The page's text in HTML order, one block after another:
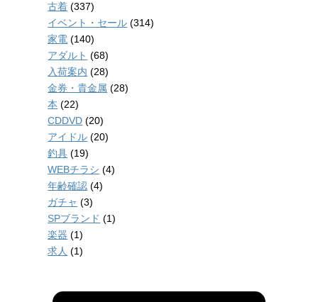
古着 (337)
イベント・セール (314)
家電 (140)
アダルト (68)
入荷案内 (28)
金券・貴金属 (28)
本 (22)
CDDVD (20)
アイドル (20)
釣具 (19)
WEBチラシ (4)
年齢確認 (4)
ガチャ (3)
SPブランド (1)
楽器 (1)
求人 (1)